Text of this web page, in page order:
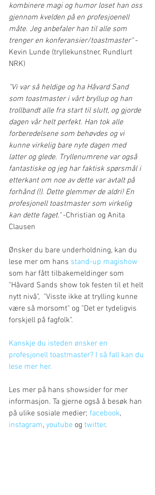
kombinere magi og humor loset han oss
gjennom kvelden på en profesjoenell
måte. Jeg anbefaler han til alle som
trenger en konferansier/toastmaster" -
Kevin Lunde (tryllekunstner, Rundlurt
NRK)
"Vi var så heldige og ha Håvard Sand
som toastmaster i vårt bryllup og han
trollbandt alle fra start til slutt, og gjorde
dagen vår helt perfekt. Han tok alle
forberedelsene som behøvdes og vi
kunne virkelig bare nyte dagen med
latter og glede. Tryllenumrene var også
fantastiske og jeg har faktisk spørsmål i
etterkant om noe av dette var avtalt på
forhånd (!). Dette glemmer de aldri! En
profesjonell toastmaster som virkelig
kan dette faget." -Christian og Anita
Clausen
Ønsker du bare underholdning, kan du
lese mer om hans stand-up magishow
som har fått tilbakemeldinger som
"Håvard Sands show tok festen til et helt
nytt nivå",  "Visste ikke at trylling kunne
være så morsomt" og "Det er tydeligvis
forskjell på fagfolk".
Kanskje du isteden ønsker en
profesjonell toastmaster? I så fall kan du
lese mer her.
Les mer på hans showsider for mer
informasjon. Ta gjerne også å besøk han
på ulike sosiale medier; facebook,
instagram, youtube og twitter.